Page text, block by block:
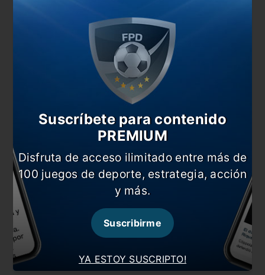
También te puede interesar
River, otra vez en lo más alto
#EstiloSenosiain : Un choque de fuerzas opuestas
River vs Central Córdoba (SdE): horario, árbitro y
formaciones
“Estamos viviendo un sueño”
En esta nota:
#Central Córdoba #Coleoni
#Copa Argentina
#River
ComentariosYA ESTOY SUSCRIPTO!
Suscríbete para contenido
PREMIUM
Disfruta de acceso ilimitado entre más de
100 juegos de deporte, estrategia, acción
y más.
Suscribirme